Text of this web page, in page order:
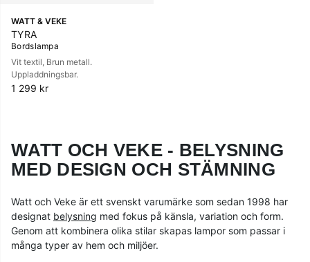
WATT & VEKE
TYRA
Bordslampa
Vit textil, Brun metall.
Uppladdningsbar.
1 299 kr
WATT OCH VEKE - BELYSNING
MED DESIGN OCH STÄMNING
Watt och Veke är ett svenskt varumärke som sedan 1998 har
designat belysning med fokus på känsla, variation och form.
Genom att kombinera olika stilar skapas lampor som passar i
många typer av hem och miljöer.